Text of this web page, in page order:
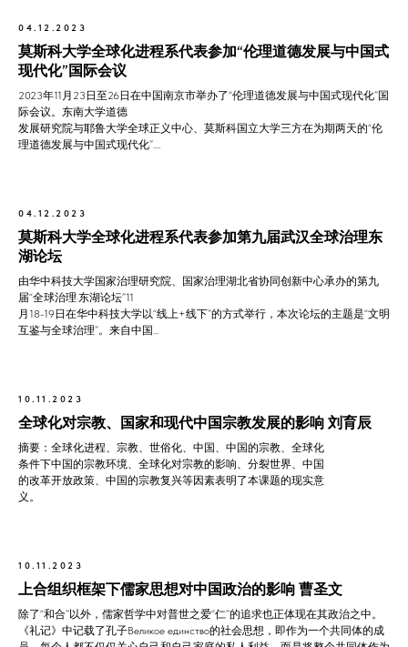
04.12.2023
莫斯科大学全球化进程系代表参加“伦理道德发展与中国式
现代化”国际会议
2023年11月23日至26日在中国南京市举办了“伦理道德发展与中国式现代化”国
际会议。东南大学道德
发展研究院与耶鲁大学全球正义中心、莫斯科国立大学三方在为期两天的“伦
理道德发展与中国式现代化”....
04.12.2023
莫斯科大学全球化进程系代表参加第九届武汉全球治理东
湖论坛
由华中科技大学国家治理研究院、国家治理湖北省协同创新中心承办的第九
届“全球治理·东湖论坛”11
月18-19日在华中科技大学以“线上+线下”的方式举行，本次论坛的主题是“文明
互鉴与全球治理”。来自中国...
10.11.2023
全球化对宗教、国家和现代中国宗教发展的影响 刘育辰
摘要：全球化进程、宗教、世俗化、中国、中国的宗教、全球化
条件下中国的宗教环境、全球化对宗教的影响、分裂世界、中国
的改革开放政策、中国的宗教复兴等因素表明了本课题的现实意
义。
10.11.2023
上合组织框架下儒家思想对中国政治的影响 曹圣文
除了“和合”以外，儒家哲学中对普世之爱“仁”的追求也正体现在其政治之中。
《礼记》中记载了孔子Великое единство的社会思想，即作为一个共同体的成